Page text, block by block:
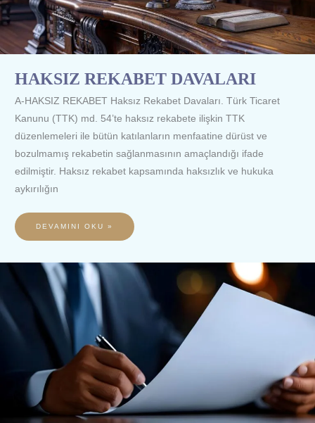
HAKSIZ REKABET DAVALARI
A-HAKSIZ REKABET Haksız Rekabet Davaları. Türk Ticaret
Kanunu (TTK) md. 54’te haksız rekabete ilişkin TTK
düzenlemeleri ile bütün katılanların menfaatine dürüst ve
bozulmamış rekabetin sağlanmasının amaçlandığı ifade
edilmiştir. Haksız rekabet kapsamında haksızlık ve hukuka
aykırılığın
DEVAMINI OKU »
SENEDE
YAZILAN
ASIL
BORÇ
İLİŞKİSİ